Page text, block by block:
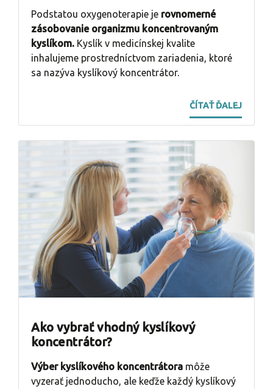
Podstatou oxygenoterapie je rovnomerné
zásobovanie organizmu koncentrovaným
kyslíkom. Kyslík v medicínskej kvalite
inhalujeme prostredníctvom zariadenia, ktoré
sa nazýva kyslíkový koncentrátor.
ČÍTAŤ ĎALEJ
Ako vybrať vhodný kyslíkový
koncentrátor?
Výber kyslíkového koncentrátora môže
vyzerať jednoducho, ale keďže každý kyslíkový